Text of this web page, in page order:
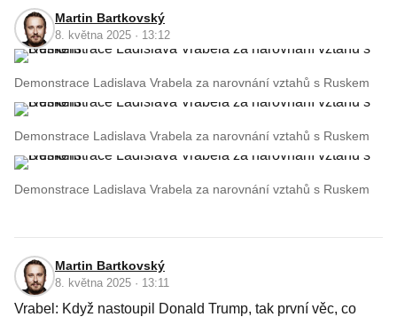
Martin Bartkovský
8. května 2025 · 13:12
Demonstrace Ladislava Vrabela za narovnání vztahů s Ruskem
Demonstrace Ladislava Vrabela za narovnání vztahů s Ruskem
Demonstrace Ladislava Vrabela za narovnání vztahů s Ruskem
Martin Bartkovský
8. května 2025 · 13:11
Vrabel: Když nastoupil Donald Trump, tak první věc, co